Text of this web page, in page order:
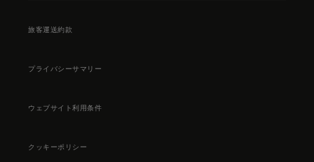
旅客運送約款
プライバシーサマリー
ウェブサイト利用条件
クッキーポリシー